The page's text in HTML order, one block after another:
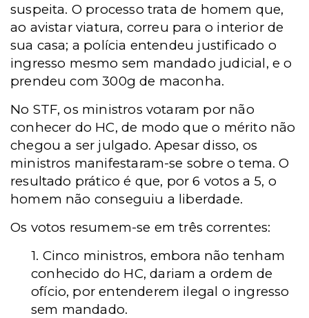
suspeita. O processo trata de homem que,
ao avistar viatura, correu para o interior de
sua casa; a polícia entendeu justificado o
ingresso mesmo sem mandado judicial, e o
prendeu com 300g de maconha.
No STF, os ministros votaram por não
conhecer do HC, de modo que o mérito não
chegou a ser julgado. Apesar disso, os
ministros manifestaram-se sobre o tema. O
resultado prático é que, por 6 votos a 5, o
homem não conseguiu a liberdade.
Os votos resumem-se em três correntes:
1. Cinco ministros, embora não tenham
conhecido do HC, dariam a ordem de
ofício, por entenderem ilegal o ingresso
sem mandado.